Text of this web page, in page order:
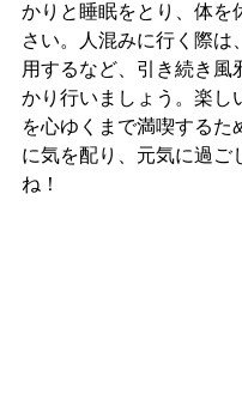
かりと睡眠をとり、体を
さい。人混みに行く際は
用するなど、引き続き風
かり行いましょう。楽し
を心ゆくまで満喫するた
に気を配り、元気に過ご
ね！